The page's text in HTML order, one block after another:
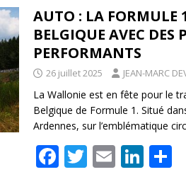
b
o
o
k
er l e
dI
n
g
AUTO : LA FORMULE
BELGIQUE AVEC DES
PERFORMANTS
26 juillet 2025 JEAN-MARC
La Wallonie est en fête pour le
Belgique de Formule 1. Situé
Ardennes, sur l’emblématique
F T E Li